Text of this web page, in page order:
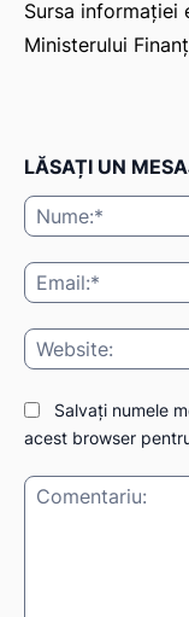
Sursa informației
Ministerului
LĂSAȚI UN
Salvați numele
acest browser